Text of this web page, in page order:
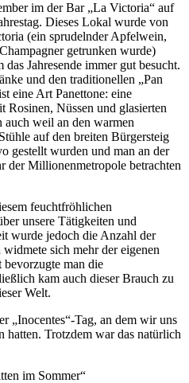
im der Bar La Victoria
auf
Dieses Lokal wurde von
(ein sprudelnder Apfelwein,
getrunken wurde)
Jahresende immer gut besucht.
und den traditionellen
Pan
eine Art Panettone: eine
Rosinen, Nüssen und glasierten
auch weil an den warmen
auf den breiten Bürgersteig
gestellt wurden und man an der
der Millionenmetropole betrachten
feuchtfröhlichen
unsere Tätigkeiten und
wurde jedoch die Anzahl der
sich mehr der eigenen
bevorzugte man die
kam auch dieser Brauch zu
Welt.
Inocentes -Tag, an dem wir uns
hatten. Trotzdem war das natürlich
im Sommer